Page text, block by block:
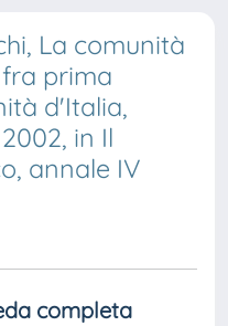
La comunità
prima
d'Italia,
in Il
annale IV
completa